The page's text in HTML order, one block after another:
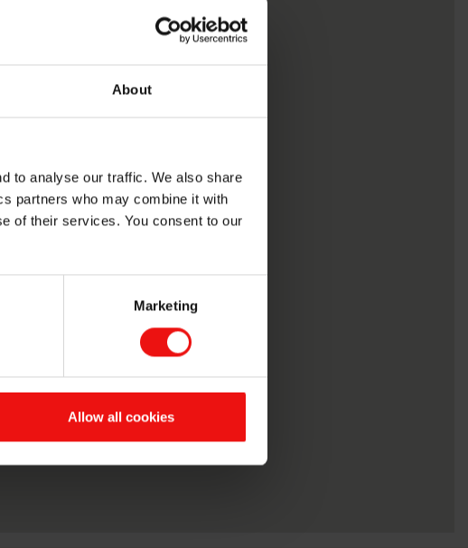
About
to analyse our traffic. We also share
partners who may combine it with
of their services. You consent to our
Marketing
Allow all cookies
5
3